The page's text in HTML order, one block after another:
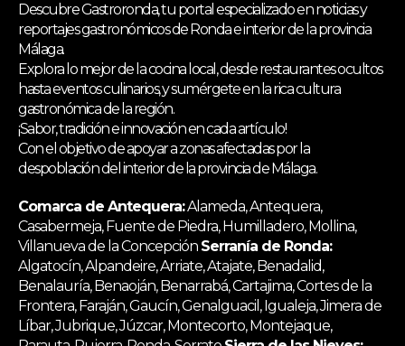
Descubre Gastroronda, tu portal especializado en noticias y
reportajes gastronómicos de Ronda e interior de la provincia
Málaga.
Explora lo mejor de la cocina local, desde restaurantes ocultos
hasta eventos culinarios, y sumérgete en la rica cultura
gastronómica de la región.
¡Sabor, tradición e innovación en cada artículo!
Con el objetivo de apoyar a zonas afectadas por la
despoblación del interior de la provincia de Málaga.
Comarca de Antequera:Alameda, Antequera,
Casabermeja, Fuente de Piedra, Humilladero, Mollina,
Villanueva de la Concepción Serranía de Ronda:
Algatocín, Alpandeire, Arriate, Atajate, Benadalid,
Benalauría, Benaoján, Benarrabá, Cartajima, Cortes de la
Frontera, Faraján, Gaucín, Genalguacil, Igualeja, Jimera de
Líbar, Jubrique, Júzcar, Montecorto, Montejaque,